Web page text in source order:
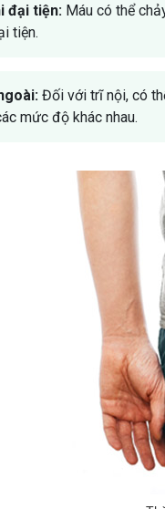
đại tiện: Máu có thể
tiện.
Đối với trĩ nội, có
mức độ khác nhau.